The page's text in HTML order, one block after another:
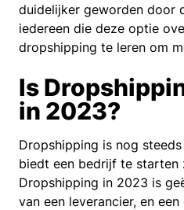
duidelijker geworden door
iedereen die deze optie
dropshipping te leren om
Is
in 2023?
Dropshipping is nog
biedt een bedrijf te starten
Dropshipping in 2023 is
van een leverancier, en